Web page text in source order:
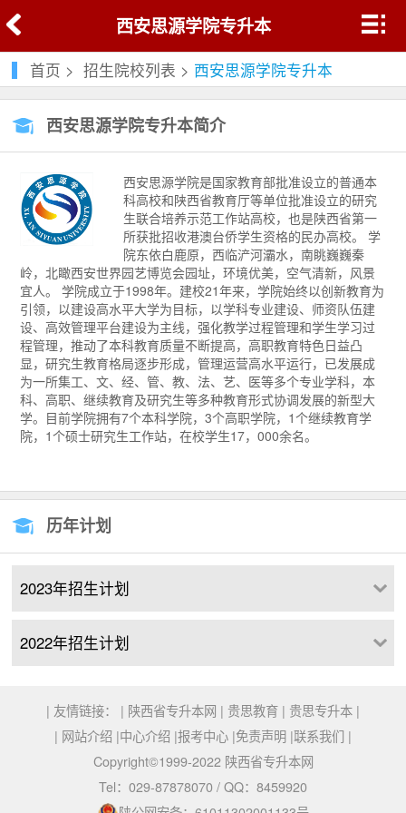
西安思源学院专升本
首页 >招生院校列表 > 西安思源学院专升本
西安思源学院专升本简介
西安思源学院是国家教育部批准设立的普通本
科高校和陕西省教育厅等单位批准设立的研究
生联合培养示范工作站高校，也是陕西省第一
所获批招收港澳台侨学生资格的民办高校。 学
院东依白鹿原，西临浐河灞水，南眺巍巍秦
岭，北瞰西安世界园艺博览会园址，环境优美，空气清新，风景
宜人。 学院成立于1998年。建校21年来，学院始终以创新教育为
引领，以建设高水平大学为目标，以学科专业建设、师资队伍建
设、高效管理平台建设为主线，强化教学过程管理和学生学习过
程管理，推动了本科教育质量不断提高，高职教育特色日益凸
显，研究生教育格局逐步形成，管理运营高水平运行，已发展成
为一所集工、文、经、管、教、法、艺、医等多个专业学科，本
科、高职、继续教育及研究生等多种教育形式协调发展的新型大
学。目前学院拥有7个本科学院，3个高职学院，1个继续教育学
院，1个硕士研究生工作站，在校学生17，000余名。
历年计划
2023年招生计划
2022年招生计划
| 友情链接： | 陕西省专升本网 | 贵思教育 | 贵思专升本 |
| 网站介绍 |中心介绍 |报考中心 |免责声明 |联系我们 |
Copyright©1999-2022 陕西省专升本网
Tel：029-87878070 / QQ：8459920